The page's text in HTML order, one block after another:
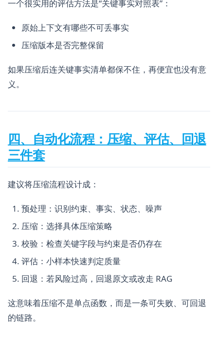
一个很实用的评估方法是“关键事实对照表”：
原始上下文有哪些不可丢事实
压缩版本是否完整保留
如果压缩后连关键事实清单都保不住，再便宜也没有意
义。
四、自动化流程：压缩、评估、回退
三件套
建议将压缩流程设计成：
预处理：识别约束、事实、状态、噪声
压缩：选择具体压缩策略
校验：检查关键字段与约束是否仍存在
评估：小样本快速判定质量
回退：若风险过高，回退原文或改走 RAG
这意味着压缩不是单点函数，而是一条可失败、可回退
的链路。